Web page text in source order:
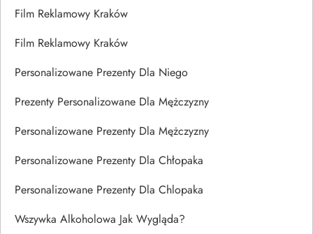
Film Reklamowy Kraków
Film Reklamowy Kraków
Personalizowane Prezenty Dla Niego
Prezenty Personalizowane Dla Mężczyzny
Personalizowane Prezenty Dla Mężczyzny
Personalizowane Prezenty Dla Chłopaka
Personalizowane Prezenty Dla Chlopaka
Wszywka Alkoholowa Jak Wygląda?